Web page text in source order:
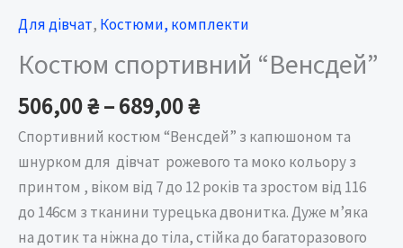
Для дівчат, Костюми, комплекти
Костюм спортивний “Венсдей”
506,00₴–689,00₴
Спортивний костюм “Венсдей” з капюшоном та
шнурком для дівчат рожевого та моко кольору з
принтом , віком від 7 до 12 років та зростом від 116
до 146см з тканини турецька двонитка. Дуже м’яка
на дотик та ніжна до тіла, стійка до багаторазового